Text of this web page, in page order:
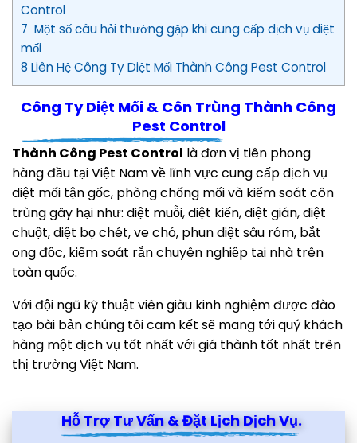
Control
7 Một số câu hỏi thường gặp khi cung cấp dịch vụ diệt
mối
8 Liên Hệ Công Ty Diệt Mối Thành Công Pest Control
Công Ty Diệt Mối & Côn Trùng Thành Công
Pest Control
Thành Công Pest Control là đơn vị tiên phong
hàng đầu tại Việt Nam về lĩnh vực cung cấp dịch vụ
diệt mối tận gốc, phòng chống mối và kiểm soát côn
trùng gây hại như: diệt muỗi, diệt kiến, diệt gián, diệt
chuột, diệt bọ chét, ve chó, phun diệt sâu róm, bắt
ong độc, kiểm soát rắn chuyên nghiệp tại nhà trên
toàn quốc.
Với đội ngũ kỹ thuật viên giàu kinh nghiệm được đào
tạo bài bản chúng tôi cam kết sẽ mang tới quý khách
hàng một dịch vụ tốt nhất với giá thành tốt nhất trên
thị trường Việt Nam.
Hỗ Trợ Tư Vấn & Đặt Lịch Dịch Vụ.